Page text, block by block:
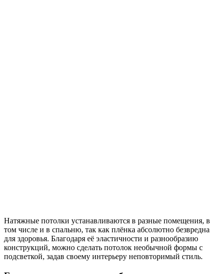
Натяжные потолки устанавливаются в разные помещения, в
том числе и в спальню, так как плёнка абсолютно безвредна
для здоровья. Благодаря её эластичности и разнообразию
конструкций, можно сделать потолок необычной формы с
подсветкой, задав своему интерьеру неповторимый стиль.